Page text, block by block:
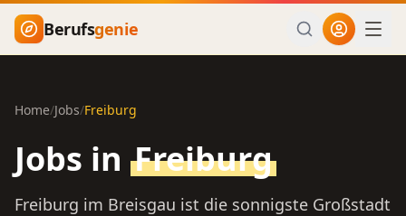
Zum Hauptinhalt springen
Berufsgenie
Home/Jobs/Freiburg
Jobs in Freiburg
Freiburg im Breisgau ist die sonnigste Großstadt